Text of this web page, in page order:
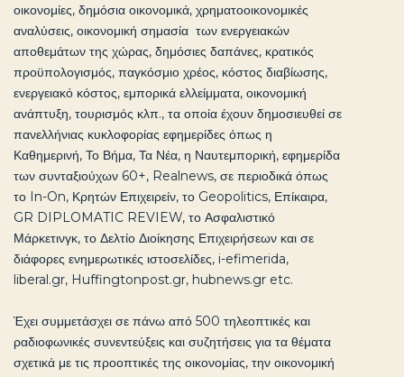
οικονομίες, δημόσια οικονομικά, χρηματοοικονομικές
αναλύσεις, οικονομική σημασία των ενεργειακών
αποθεμάτων της χώρας, δημόσιες δαπάνες, κρατικός
προϋπολογισμός, παγκόσμιο χρέος, κόστος διαβίωσης,
ενεργειακό κόστος, εμπορικά ελλείμματα, οικονομική
ανάπτυξη, τουρισμός κλπ., τα οποία έχουν δημοσιευθεί σε
πανελλήνιας κυκλοφορίας εφημερίδες όπως η
Καθημερινή, Το Βήμα, Τα Νέα, η Ναυτεμπορική, εφημερίδα
των συνταξιούχων 60+, Realnews, σε περιοδικά όπως
το In-On, Κρητών Επιχειρείν, το Geopolitics, Επίκαιρα,
GR DIPLOMATIC REVIEW, το Ασφαλιστικό
Μάρκετινγκ, το Δελτίο Διοίκησης Επιχειρήσεων και σε
διάφορες ενημερωτικές ιστοσελίδες, i-efimerida,
liberal.gr, Huffingtonpost.gr, hubnews.gr etc.
Έχει συμμετάσχει σε πάνω από 500 τηλεοπτικές και
ραδιοφωνικές συνεντεύξεις και συζητήσεις για τα θέματα
σχετικά με τις προοπτικές της οικονομίας, την οικονομική